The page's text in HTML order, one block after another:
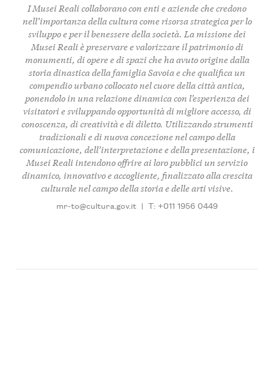
I Musei Reali collaborano con enti e aziende che credono
nell’importanza della cultura come risorsa strategica per lo
sviluppo e per il benessere della società. Lamissionedei
Musei Reali è preservare e valorizzare il patrimonio di
monumenti, di opere e di spazi che ha avuto origine dalla
storia dinastica della famiglia Savoia e che qualifica un
compendio urbano collocato nel cuore della città antica,
ponendolo in una relazione dinamica con l’esperienza dei
visitatori e sviluppando opportunità di migliore accesso, di
conoscenza, di creatività e di diletto. Utilizzando strumenti
tradizionali e di nuova concezione nel campo della
comunicazione, dell’interpretazione e della presentazione, i
Musei Reali intendono offrire ai loro pubblici un servizio
dinamico, innovativo e accogliente, finalizzato alla crescita
culturale nel campo della storia e delle arti visive.
mr-to@cultura.gov.it | T: +011 1956 0449